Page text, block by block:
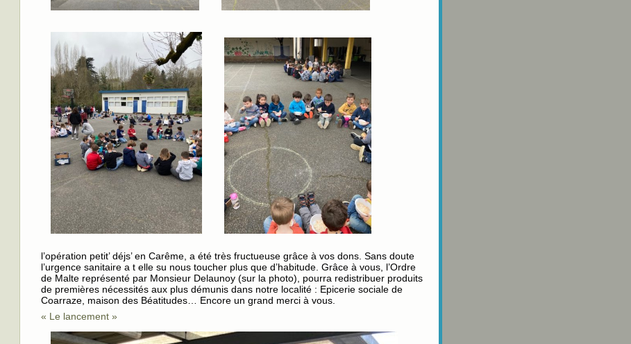
l’opération petit’ déjs’ en Carême, a été très fructueuse grâce à vos dons. Sans doute
l’urgence sanitaire a t elle su nous toucher plus que d’habitude. Grâce à vous, l’Ordre
de Malte représenté par Monsieur Delaunoy (sur la photo), pourra redistribuer produits
de premières nécessités aux plus démunis dans notre localité : Epicerie sociale de
Coarraze, maison des Béatitudes… Encore un grand merci à vous.
« Le lancement »